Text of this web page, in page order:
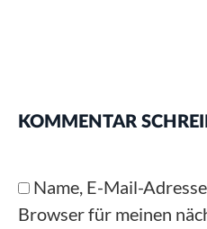
KOMMENTAR
Name, E-Mail-
Browser für meinen